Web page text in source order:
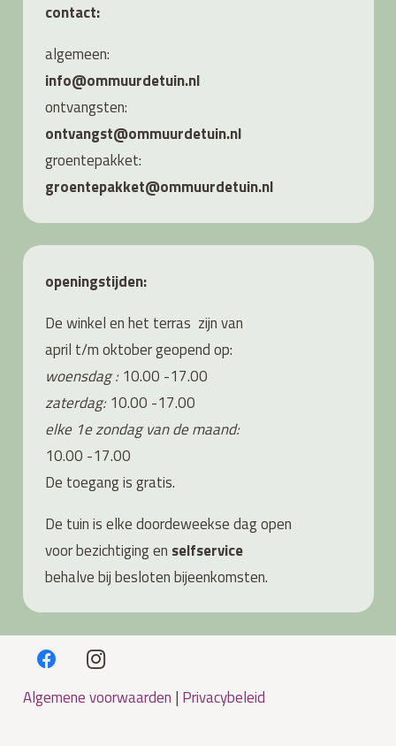
contact:
algemeen:
info@ommuurdetuin.nl
ontvangsten:
ontvangst@ommuurdetuin.nl
groentepakket:
groentepakket@ommuurdetuin.nl
openingstijden:
De winkel en het terras zijn van
april t/m oktober geopend op:
woensdag :10.00 -17.00
zaterdag: 10.00 -17.00
elke 1e zondag van de maand:
10.00 -17.00
De toegang is gratis.
De tuin is elke doordeweekse dag open
voor bezichtiging en selfservice
behalve bij besloten bijeenkomsten.
Algemene voorwaarden | Privacybeleid